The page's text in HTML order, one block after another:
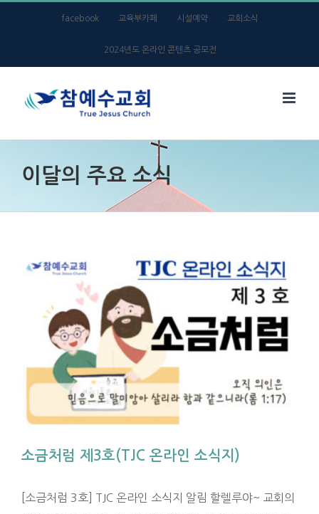
facebook 교육부카페 시설예약 교회소식
2024년도 온라인 콘텐츠 공모전
이달의 주요 소식
소금처럼 제3호(TJC 온라인 소식지)
[소금처럼 3호] TJC 온라인 소식지 알림 할렐루야~ 교회의